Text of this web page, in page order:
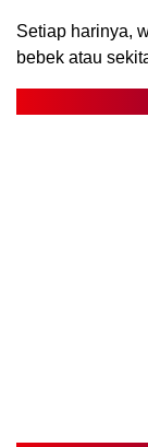
Setiap harinya,
bebek atau